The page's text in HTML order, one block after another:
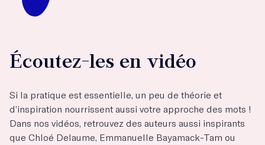
Écoutez-les en vidéo
Si la pratique est essentielle, un peu de théorie et
d’inspiration nourrissent aussi votre approche des mots !
Dans nos vidéos, retrouvez des auteurs aussi inspirants
que Chloé Delaume, Emmanuelle Bayamack-Tam ou